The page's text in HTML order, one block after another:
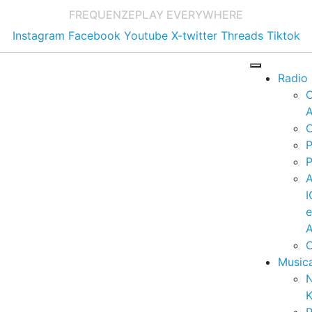
FREQUENZEPLAY EVERYWHERE
Instagram Facebook Youtube X-twitter Threads Tiktok
Radio
e